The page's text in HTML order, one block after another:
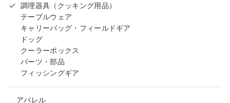
調理器具（クッキング用品）
テーブルウェア
キャリーバッグ・フィールドギア
ドッグ
クーラーボックス
パーツ・部品
フィッシングギア
アパレル